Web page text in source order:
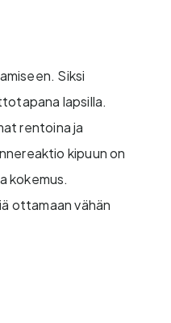
Siksi
lapsilla.
rentoina ja
kipuun on
kokemus.
ottamaan vähän